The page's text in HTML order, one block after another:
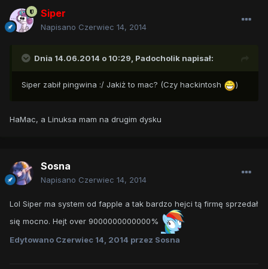
Siper
Napisano Czerwiec 14, 2014
Dnia 14.06.2014 o 10:29, Padocholik napisał:
Siper zabił pingwina :/ Jakiż to mac? (Czy hackintosh )
HaMac, a Linuksa mam na drugim dysku
Sosna
Napisano Czerwiec 14, 2014
Lol Siper ma system od fapple a tak bardzo hejci tą firmę sprzedał
się mocno. Hejt over 9000000000000%
Edytowano Czerwiec 14, 2014 przez Sosna